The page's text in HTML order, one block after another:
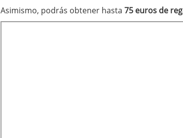
Asimismo, podrás obtener hasta 75 euros de